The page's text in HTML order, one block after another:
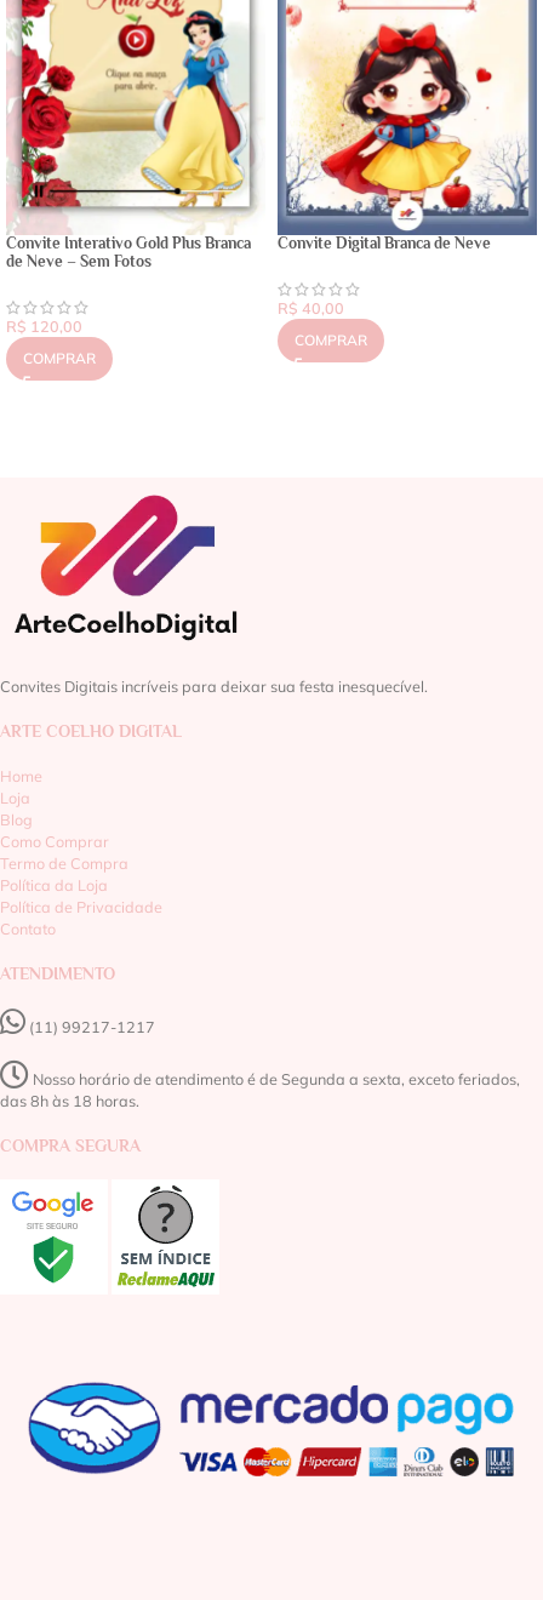
Convite Interativo Gold Plus Branca
de Neve – Sem Fotos
R$ 120,00
COMPRAR
Convite Digital Branca de Neve
R$ 40,00
COMPRAR
Convites Digitais incríveis para deixar sua festa inesquecível.
ARTE COELHO DIGITAL
Home
Loja
Blog
Como Comprar
Termo de Compra
Política da Loja
Política de Privacidade
Contato
ATENDIMENTO
(11) 99217-1217‬
Nosso horário de atendimento é de Segunda a sexta, exceto feriados,
das 8h às 18 horas.
COMPRA SEGURA